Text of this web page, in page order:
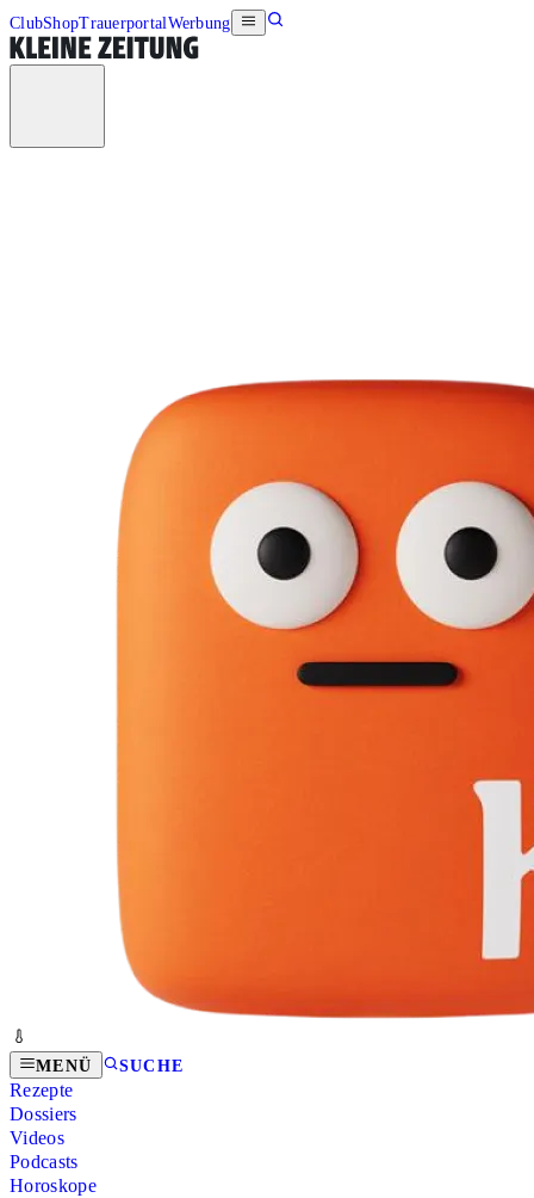
ClubShopTrauerportalWerbung
MENÜ SUCHE
Rezepte
Dossiers
Videos
Podcasts
Horoskope